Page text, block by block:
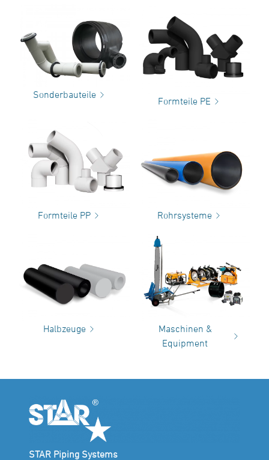
Sonderbauteile
Formteile PE
Formteile PP Rohrsysteme
Halbzeuge
Maschinen &
Equipment
STAR Piping Systems